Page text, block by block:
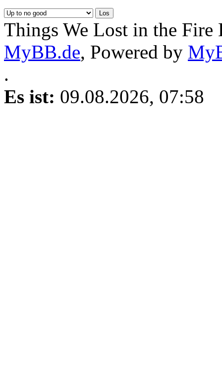
Things We Lost in the Fire
MyBB.de, Powered by
.
Es ist: 09.08.2026, 07:58